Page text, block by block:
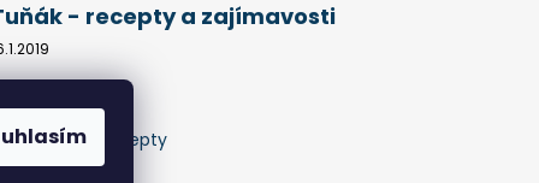
- recepty a zajímavosti
Články a recepty